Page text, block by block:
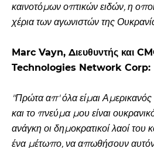
καινοτόμων οπτικών ειδών, η
χέρια των αγωνιστών της
Marc Vayn, Διευθυντής και
Technologies Network Corp:
"Πρώτα απ' όλα είμαι Αμερικανός
και το πνεύμα μου είναι
ανάγκη οι δημοκρατικοί λαοί του
ένα μέτωπο, να απωθήσουν αυτόν